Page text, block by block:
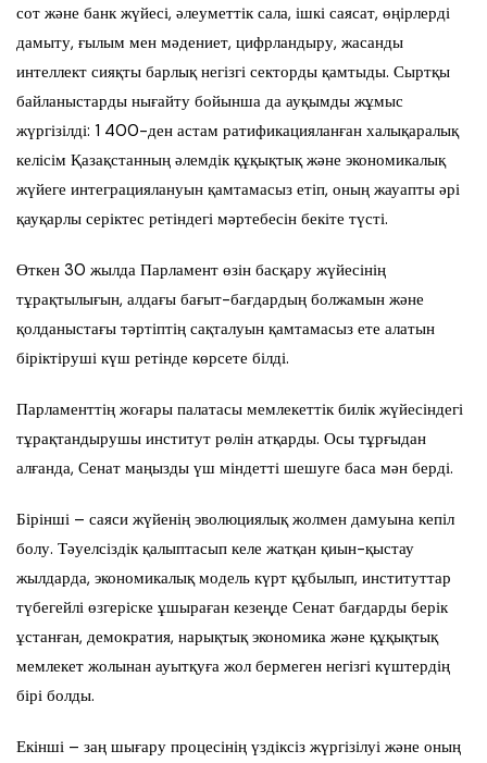
сот және банк жүйесі, әлеуметтік сала, ішкі саясат, өңірлерді
дамыту, ғылым мен мәдениет, цифрландыру, жасанды
интеллект сияқты барлық негізгі секторды қамтыды. Сыртқы
байланыстарды нығайту бойынша да ауқымды жұмыс
жүргізілді: 1 400-ден астам ратификацияланған халықаралық
келісім Қазақстанның әлемдік құқықтық және экономикалық
жүйеге интеграциялануын қамтамасыз етіп, оның жауапты әрі
қауқарлы серіктес ретіндегі мәртебесін бекіте түсті.
Өткен 30 жылда Парламент өзін басқару жүйесінің
тұрақтылығын, алдағы бағыт-бағдардың болжамын және
қолданыстағы тәртіптің сақталуын қамтамасыз ете алатын
біріктіруші күш ретінде көрсете білді.
Парламенттің жоғары палатасы мемлекеттік билік жүйесіндегі
тұрақтандырушы институт рөлін атқарды. Осы тұрғыдан
алғанда, Сенат маңызды үш міндетті шешуге баса мән берді.
Бірінші – саяси жүйенің эволюциялық жолмен дамуына кепіл
болу. Тәуелсіздік қалыптасып келе жатқан қиын-қыстау
жылдарда, экономикалық модель күрт құбылып, институттар
түбегейлі өзгеріске ұшыраған кезеңде Сенат бағдарды берік
ұстанған, демократия, нарықтық экономика және құқықтық
мемлекет жолынан ауытқуға жол бермеген негізгі күштердің
бірі болды.
Екінші – заң шығару процесінің үздіксіз жүргізілуі және оның